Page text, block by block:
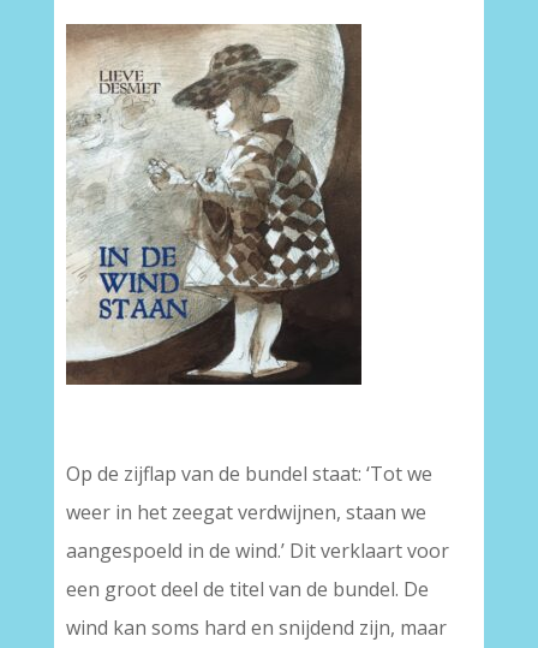
Op de zijflap van de bundel staat: ‘Tot we
weer in het zeegat verdwijnen, staan we
aangespoeld in de wind.’ Dit verklaart voor
een groot deel de titel van de bundel. De
wind kan soms hard en snijdend zijn, maar